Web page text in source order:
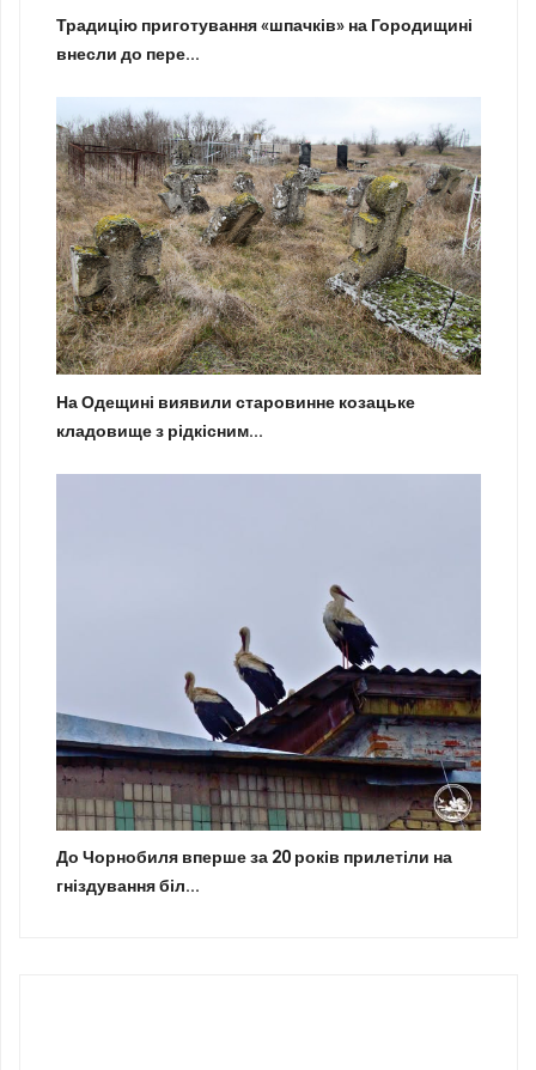
Традицію приготування «шпачків» на Городищині
внесли до пере...
На Одещині виявили старовинне козацьке
кладовище з рідкісним...
До Чорнобиля вперше за 20 років прилетіли на
гніздування біл...